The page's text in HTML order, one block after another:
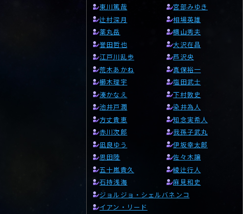
東川篤哉
宮部みゆき
辻村深月
相場英雄
薬丸岳
横山秀夫
誉田哲也
大沢在昌
江戸川乱歩
芦沢央
荒木あかね
真保裕一
櫛木理宇
塩田武士
湊かなえ
下村敦史
池井戸潤
染井為人
方丈貴恵
知念実希人
赤川次郎
我孫子武丸
凪良ゆう
伊坂幸太郎
恩田陸
佐々木譲
五十嵐貴久
綾辻行人
石持浅海
麻見和史
ジョルジョ・シェルバネンコ
イアン・リード